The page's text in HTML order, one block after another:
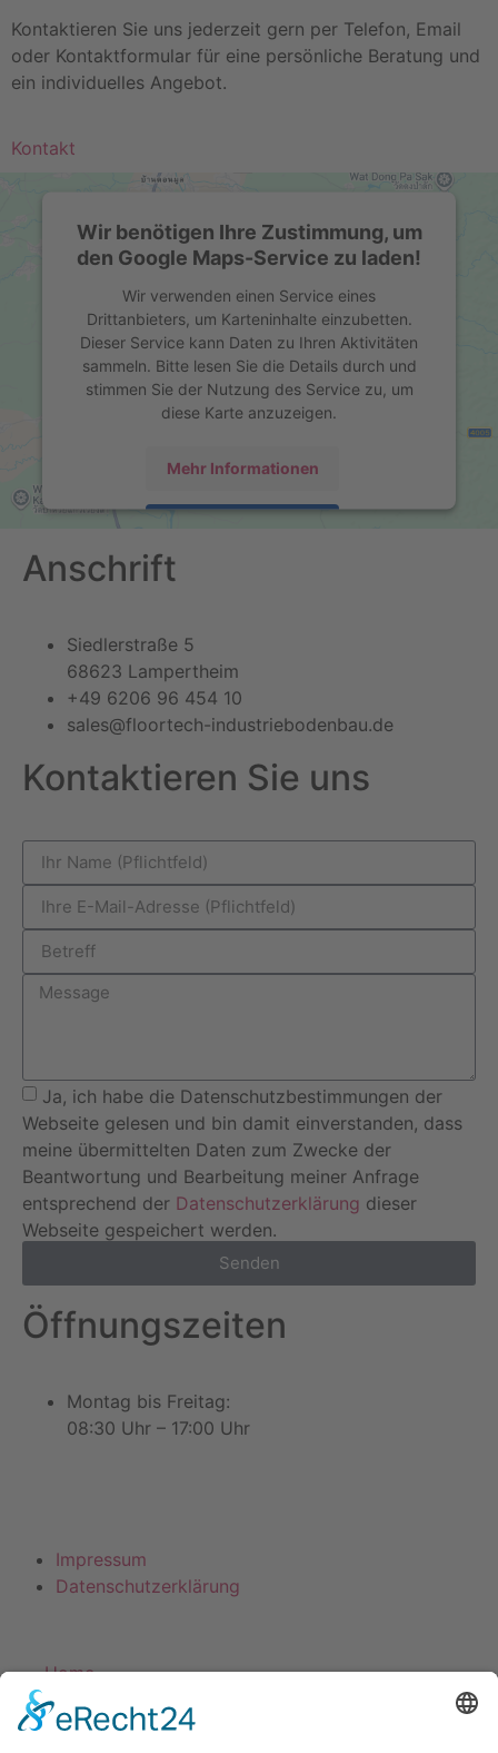
Kontaktieren Sie uns jederzeit gern per Telefon, Email
oder Kontaktformular für eine persönliche Beratung und
ein individuelles Angebot.
Kontakt
Wir benötigen Ihre Zustimmung, um
den Google Maps-Service zu laden!
Wir verwenden einen Service eines
Drittanbieters, um Karteninhalte einzubetten.
Dieser Service kann Daten zu Ihren Aktivitäten
sammeln. Bitte lesen Sie die Details durch und
stimmen Sie der Nutzung des Service zu, um
diese Karte anzuzeigen.
Mehr Informationen
powered byUsercentrics Consent Management
Anschrift
Siedlerstraße 5
68623 Lampertheim
+49 6206 96 454 10
sales@floortech-industriebodenbau.de
Kontaktieren Sie uns
Ja, ich habe die Datenschutzbestimmungen der
Webseite gelesen und bin damit einverstanden, dass
meine übermittelten Daten zum Zwecke der
Beantwortung und Bearbeitung meiner Anfrage
entsprechend der Datenschutzerklärung dieser
Webseite gespeichert werden.
Senden
Öffnungszeiten
Montag bis Freitag:
08:30 Uhr – 17:00 Uhr
Impressum
Datenschutz­erklärung
Home
Leistungen
Vorbereitung